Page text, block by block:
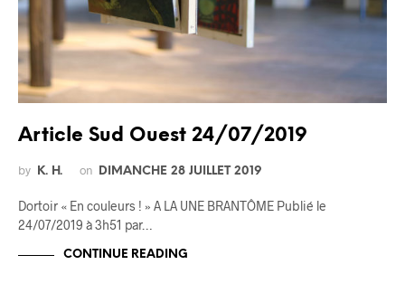
Article Sud Ouest 24/07/2019
by K. H. on DIMANCHE 28 JUILLET 2019
Dortoir « En couleurs ! » A LA UNE BRANTÔME Publié le
24/07/2019 à 3h51 par…
CONTINUE READING